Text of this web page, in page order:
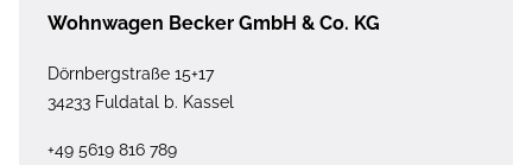
Wohnwagen Becker GmbH & Co. KG
Dörnbergstraße 15+17
34233 Fuldatal b. Kassel
+49 5619 816 789